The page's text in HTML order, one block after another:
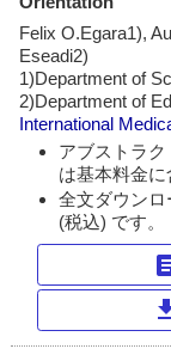
Felix O.Egara1),
Eseadi2)
1)Department of
2)Department of
International
アブストラ
は基本料金に
全文ダウン
(税込) です。